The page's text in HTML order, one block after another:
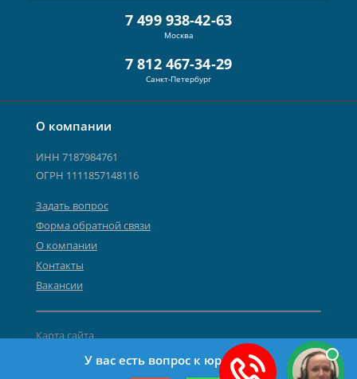
О компании
ИНН 7187984761
ОГРН 1111857148116
Задать вопрос
Форма обратной связи
О компании
Контакты
Вакансии
Карта сайта
Политика персональных данных
7 499 938-42-63
Москва
7 812 467-34-29
Санкт-Петербург
У вас есть вопрос к юристу?